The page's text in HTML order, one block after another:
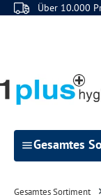
Hauptinhalt
Zur Suche springen
Zur
Über 10.000
Gesamtes
Gesamtes Sortiment